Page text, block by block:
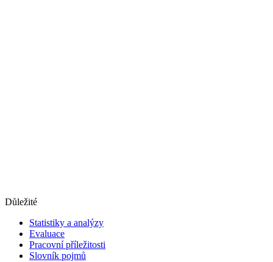
Důležité
Statistiky a analýzy
Evaluace
Pracovní příležitosti
Slovník pojmů